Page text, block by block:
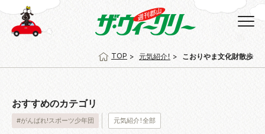
TOP 元気紹介！ こおりやま文化財散歩
おすすめのカテゴリ
#がんばれ!スポーツ少年団 元気紹介！全部